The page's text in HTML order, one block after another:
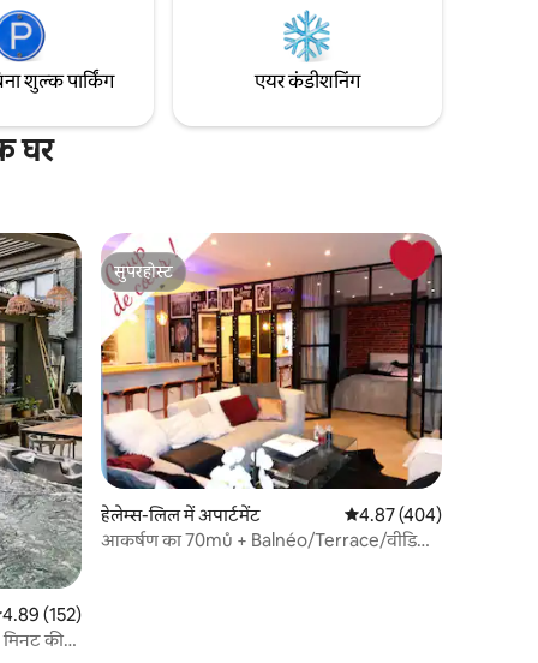
वाले छात्रों के लिए बिल्कुल सही।
शुल्क पार्किंग एयर कंडीशनिंग
घर
रेटिंग 5 में से 4.89, 152 समीक्षाएँ
4.89 (152)
की
सुपरहोस्ट
सुपरहोस्ट
हेलेम्स-लिल में अपार्टमेंट औसत रेटिंग 5 में से 4.87,
4.87 (404)
आकर्षण का 70mů + Balnéo/Terrace/वीडियो